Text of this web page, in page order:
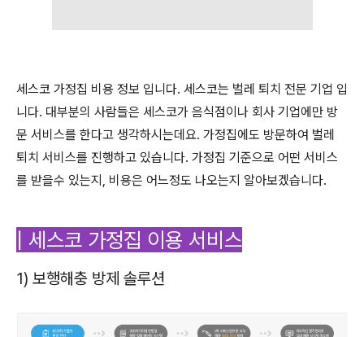
세스코 가정집 비용 정보 입니다. 세스코는 벌레 퇴치 전문 기업 입
니다. 대부분의 사람들은 세스코가 음식점이나 회사 기업에만 방
문 서비스를 한다고 생각하시는데요. 가정집에도 방문하여 벌레
퇴치 서비스를 진행하고 있습니다. 가정집 기준으로 어떤 서비스
를 받을수 있는지, 비용은 어느정도 나오는지 알아보겠습니다.
| 세스코 가정집 이용 서비스
1) 보행해충 방제 솔루션